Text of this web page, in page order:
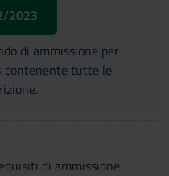
2023
di ammissione per
contenente tutte le
di ammissione.